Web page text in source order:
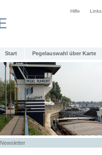
Hilfe Links
Start Pegelauswahl über Karte
Newsletter